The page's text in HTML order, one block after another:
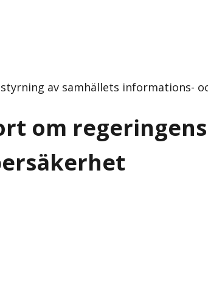
av samhällets informations-
om